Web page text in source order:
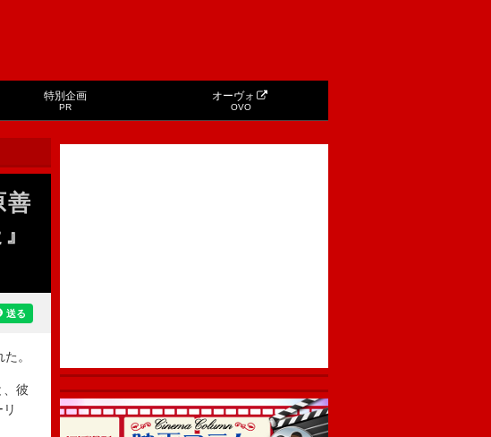
特別企画
PR
オーヴォ
OVO
善
送る
。
彼